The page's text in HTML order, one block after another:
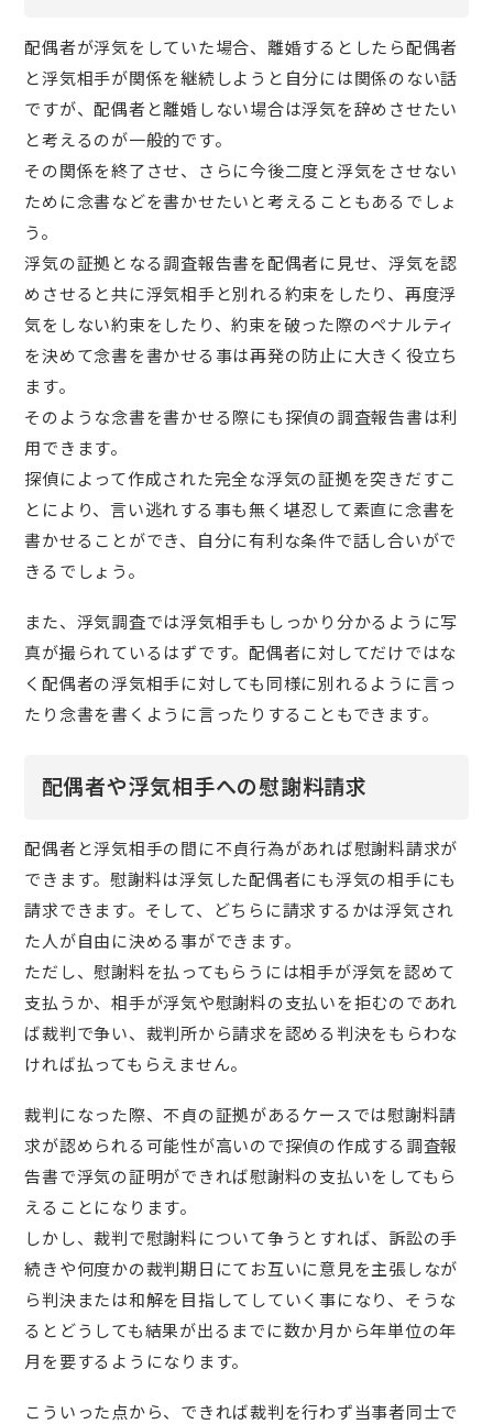
配偶者が浮気をしていた場合、離婚するとしたら配偶者
と浮気相手が関係を継続しようと自分には関係のない話
ですが、配偶者と離婚しない場合は浮気を辞めさせたい
と考えるのが一般的です。
その関係を終了させ、さらに今後二度と浮気をさせない
ために念書などを書かせたいと考えることもあるでしょ
う。
浮気の証拠となる調査報告書を配偶者に見せ、浮気を認
めさせると共に浮気相手と別れる約束をしたり、再度浮
気をしない約束をしたり、約束を破った際のペナルティ
を決めて念書を書かせる事は再発の防止に大きく役立ち
ます。
そのような念書を書かせる際にも探偵の調査報告書は利
用できます。
探偵によって作成された完全な浮気の証拠を突きだすこ
とにより、言い逃れする事も無く堪忍して素直に念書を
書かせることができ、自分に有利な条件で話し合いがで
きるでしょう。
また、浮気調査では浮気相手もしっかり分かるように写
真が撮られているはずです。配偶者に対してだけではな
く配偶者の浮気相手に対しても同様に別れるように言っ
たり念書を書くように言ったりすることもできます。
配偶者や浮気相手への慰謝料請求
配偶者と浮気相手の間に不貞行為があれば慰謝料請求が
できます。慰謝料は浮気した配偶者にも浮気の相手にも
請求できます。そして、どちらに請求するかは浮気され
た人が自由に決める事ができます。
ただし、慰謝料を払ってもらうには相手が浮気を認めて
支払うか、相手が浮気や慰謝料の支払いを拒むのであれ
ば裁判で争い、裁判所から請求を認める判決をもらわな
ければ払ってもらえません。
裁判になった際、不貞の証拠があるケースでは慰謝料請
求が認められる可能性が高いので探偵の作成する調査報
告書で浮気の証明ができれば慰謝料の支払いをしてもら
えることになります。
しかし、裁判で慰謝料について争うとすれば、訴訟の手
続きや何度かの裁判期日にてお互いに意見を主張しなが
ら判決または和解を目指してしていく事になり、そうな
るとどうしても結果が出るまでに数か月から年単位の年
月を要するようになります。
こういった点から、できれば裁判を行わず当事者同士で